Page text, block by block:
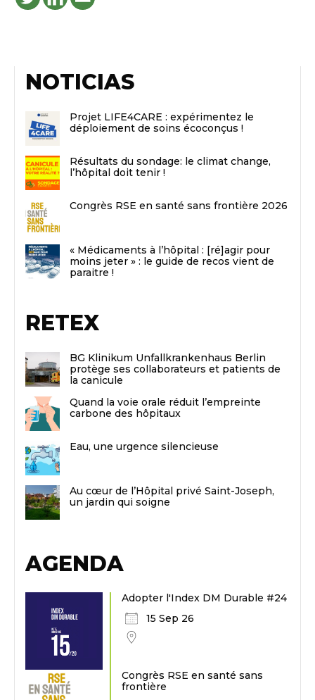
NOTICIAS
Projet LIFE4CARE : expérimentez le
déploiement de soins écoconçus !
Résultats du sondage: le climat change,
l’hôpital doit tenir !
Congrès RSE en santé sans frontière 2026
« Médicaments à l’hôpital : [ré]agir pour
moins jeter » : le guide de recos vient de
paraitre !
RETEX
BG Klinikum Unfallkrankenhaus Berlin
protège ses collaborateurs et patients de
la canicule
Quand la voie orale réduit l’empreinte
carbone des hôpitaux
Eau, une urgence silencieuse
Au cœur de l’Hôpital privé Saint-Joseph,
un jardin qui soigne
AGENDA
Adopter l'Index DM Durable #24
15 Sep 26
Congrès RSE en santé sans
frontière